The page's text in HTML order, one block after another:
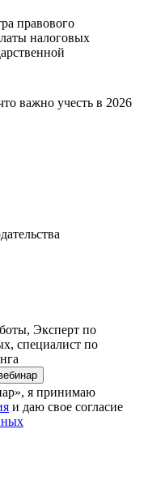
правового
налоговых
важно учесть в 2026
Эксперт по
специалист по
я принимаю
и даю свое согласие